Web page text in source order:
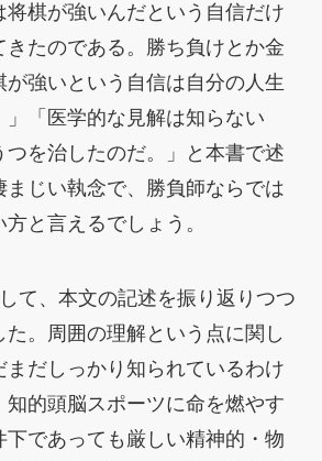
将棋が強いんだという自信だけ
きたのである。勝ち負けとか金
が強いという自信は自分の人生
」「医学的な見解は知らない
つを治したのだ。」と本書で述
じい執念で、勝負師ならでは
と言えるでしょう。
て、本文の記述を振り返りつつ
た。周囲の理解という点に関し
まだしっかり知られているわけ
知的頭脳スポーツに命を燃やす
下であっても厳しい精神的・物